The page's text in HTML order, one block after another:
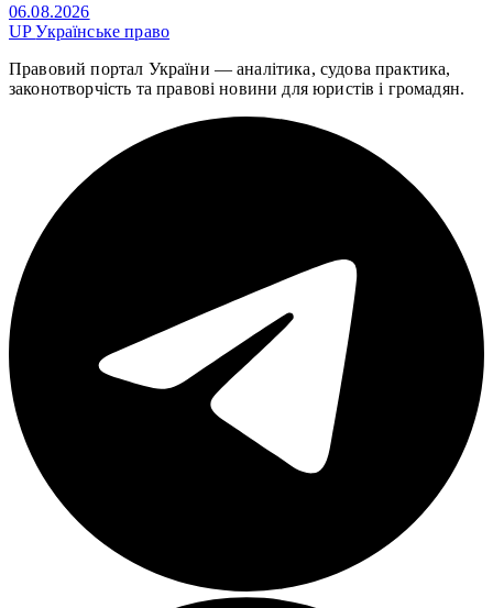
06.08.2026
UPУкраїнське право
Правовий портал України — аналітика, судова практика,
законотворчість та правові новини для юристів і громадян.